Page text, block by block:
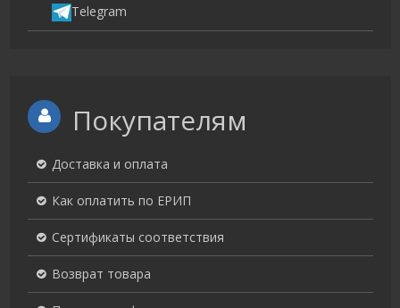
Telegram
Покупателям
Доставка и оплата
Как оплатить по ЕРИП
Сертификаты соответствия
Возврат товара